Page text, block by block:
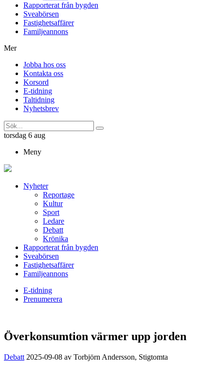
Rapporterat från bygden
Sveabörsen
Fastighetsaffärer
Familjeannons
Mer
Jobba hos oss
Kontakta oss
Korsord
E-tidning
Taltidning
Nyhetsbrev
torsdag 6 aug
Meny
Nyheter
Reportage
Kultur
Sport
Ledare
Debatt
Krönika
Rapporterat från bygden
Sveabörsen
Fastighetsaffärer
Familjeannons
E-tidning
Prenumerera
Överkonsumtion värmer upp jorden
Debatt 2025-09-08 av Torbjörn Andersson, Stigtomta